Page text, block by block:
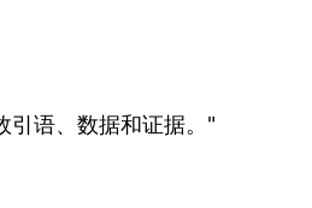
引语、数据和证据。"